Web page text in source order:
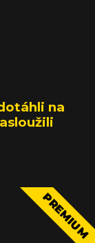
na
PREMIUM